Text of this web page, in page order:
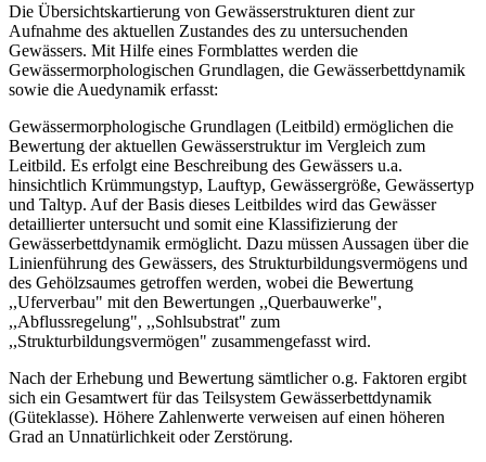
Die Übersichtskartierung von Gewässerstrukturen dient zur
Aufnahme des aktuellen Zustandes des zu untersuchenden
Gewässers. Mit Hilfe eines Formblattes werden die
Gewässermorphologischen Grundlagen, die Gewässerbettdynamik
sowie die Auedynamik erfasst:
Gewässermorphologische Grundlagen (Leitbild) ermöglichen die
Bewertung der aktuellen Gewässerstruktur im Vergleich zum
Leitbild. Es erfolgt eine Beschreibung des Gewässers u.a.
hinsichtlich Krümmungstyp, Lauftyp, Gewässergröße, Gewässertyp
und Taltyp. Auf der Basis dieses Leitbildes wird das Gewässer
detaillierter untersucht und somit eine Klassifizierung der
Gewässerbettdynamik ermöglicht. Dazu müssen Aussagen über die
Linienführung des Gewässers, des Strukturbildungsvermögens und
des Gehölzsaumes getroffen werden, wobei die Bewertung
,,Uferverbau" mit den Bewertungen ,,Querbauwerke",
,,Abflussregelung", ,,Sohlsubstrat" zum
,,Strukturbildungsvermögen" zusammengefasst wird.
Nach der Erhebung und Bewertung sämtlicher o.g. Faktoren ergibt
sich ein Gesamtwert für das Teilsystem Gewässerbettdynamik
(Güteklasse). Höhere Zahlenwerte verweisen auf einen höheren
Grad an Unnatürlichkeit oder Zerstörung.